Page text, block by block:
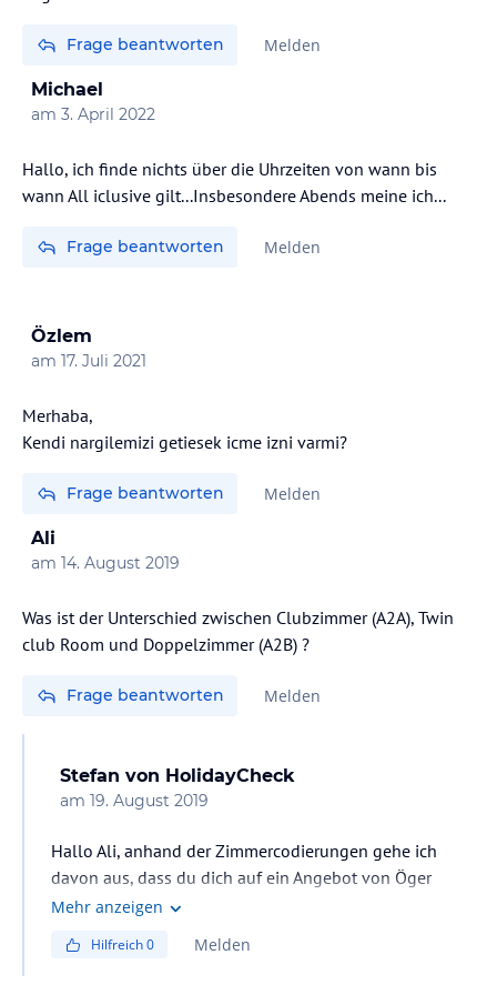
Frage beantworten Melden
Michael
am 3. April 2022
Hallo, ich finde nichts über die Uhrzeiten von wann bis
wann All iclusive gilt...Insbesondere Abends meine ich...
Frage beantworten Melden
Özlem
am 17. Juli 2021
Merhaba,
Kendi nargilemizi getiesek icme izni varmi?
Frage beantworten Melden
Ali
am 14. August 2019
Was ist der Unterschied zwischen Clubzimmer (A2A), Twin
Frage beantworten Melden
Stefan von HolidayCheck
am 19. August 2019
Hallo Ali, anhand der Zimmercodierungen gehe ich
davon aus, dass du dich auf ein Angebot von Öger
Tours beziehst. Die Zimmer A2A verfügen bei diesen
haben eine Dusche. Ansonsten sind die Zimmer
Mehr anzeigen
Hilfreich0 Melden